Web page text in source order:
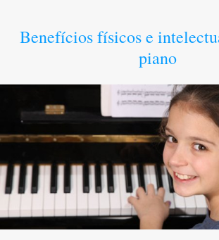
Benefícios físicos e
piano